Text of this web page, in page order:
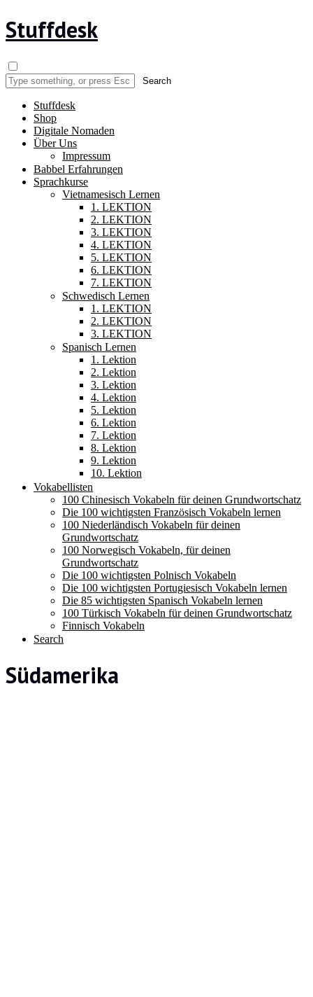
Stuffdesk
Stuffdesk
Shop
Digitale Nomaden
Über Uns
Impressum
Babbel Erfahrungen
Sprachkurse
Vietnamesisch Lernen
1. LEKTION
2. LEKTION
3. LEKTION
4. LEKTION
5. LEKTION
6. LEKTION
7. LEKTION
Schwedisch Lernen
1. LEKTION
2. LEKTION
3. LEKTION
Spanisch Lernen
1. Lektion
2. Lektion
3. Lektion
4. Lektion
5. Lektion
6. Lektion
7. Lektion
8. Lektion
9. Lektion
10. Lektion
Vokabellisten
100 Chinesisch Vokabeln für deinen Grundwortschatz
Die 100 wichtigsten Französisch Vokabeln lernen
100 Niederländisch Vokabeln für deinen
Grundwortschatz
100 Norwegisch Vokabeln, für deinen
Grundwortschatz
Die 100 wichtigsten Polnisch Vokabeln
Die 100 wichtigsten Portugiesisch Vokabeln lernen
Die 85 wichtigsten Spanisch Vokabeln lernen
100 Türkisch Vokabeln für deinen Grundwortschatz
Finnisch Vokabeln
Search
Südamerika